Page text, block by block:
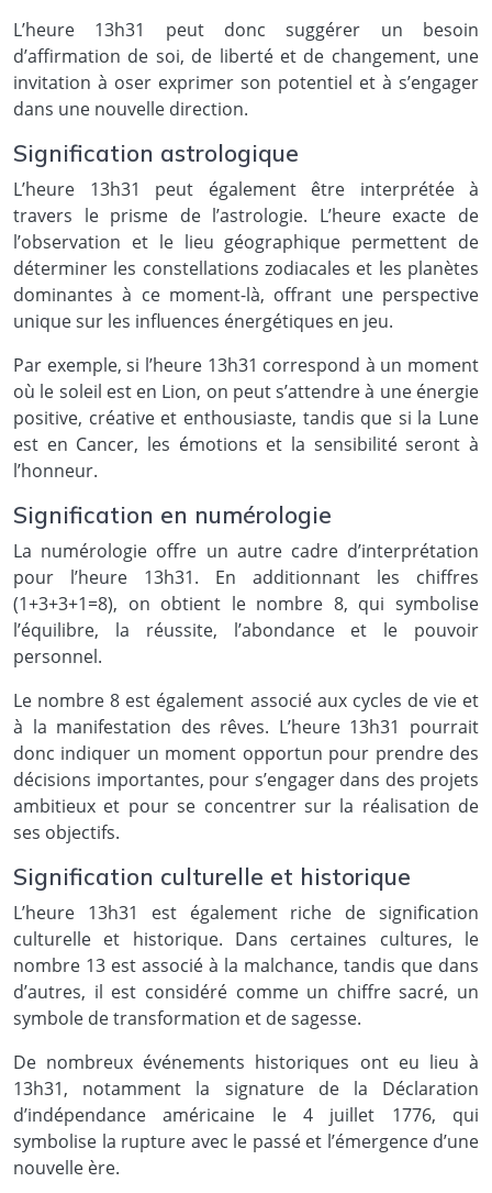
L’heure 13h31 peut donc suggérer un besoin
d’affirmation de soi, de liberté et de changement, une
invitation à oser exprimer son potentiel et à s’engager
dans une nouvelle direction.
Signification astrologique
L’heure 13h31 peut également être interprétée à
travers le prisme de l’astrologie. L’heure exacte de
l’observation et le lieu géographique permettent de
déterminer les constellations zodiacales et les planètes
dominantes à ce moment-là, offrant une perspective
unique sur les influences énergétiques en jeu.
Par exemple, si l’heure 13h31 correspond à un moment
où le soleil est en Lion, on peut s’attendre à une énergie
positive, créative et enthousiaste, tandis que si la Lune
est en Cancer, les émotions et la sensibilité seront à
l’honneur.
Signification en numérologie
La numérologie offre un autre cadre d’interprétation
pour l’heure 13h31. En additionnant les chiffres
(1+3+3+1=8), on obtient le nombre 8, qui symbolise
l’équilibre, la réussite, l’abondance et le pouvoir
personnel.
Le nombre 8 est également associé aux cycles de vie et
à la manifestation des rêves. L’heure 13h31 pourrait
donc indiquer un moment opportun pour prendre des
décisions importantes, pour s’engager dans des projets
ambitieux et pour se concentrer sur la réalisation de
ses objectifs.
Signification culturelle et historique
L’heure 13h31 est également riche de signification
culturelle et historique. Dans certaines cultures, le
nombre 13 est associé à la malchance, tandis que dans
d’autres, il est considéré comme un chiffre sacré, un
symbole de transformation et de sagesse.
De nombreux événements historiques ont eu lieu à
13h31, notamment la signature de la Déclaration
d’indépendance américaine le 4 juillet 1776, qui
symbolise la rupture avec le passé et l’émergence d’une
nouvelle ère.